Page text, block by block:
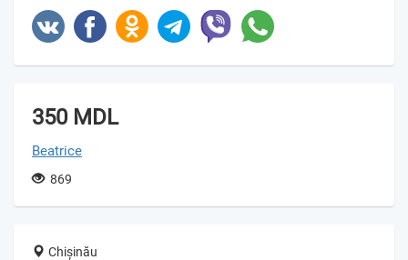
350 MDL
Beatrice
869
Chișinău